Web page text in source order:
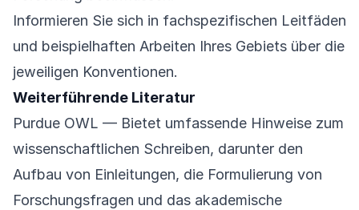
Informieren Sie sich in fachspezifischen Leitfäden
und beispielhaften Arbeiten Ihres Gebiets über die
jeweiligen Konventionen.
Weiterführende Literatur
Purdue OWL — Bietet umfassende Hinweise zum
wissenschaftlichen Schreiben, darunter den
Aufbau von Einleitungen, die Formulierung von
Forschungsfragen und das akademische